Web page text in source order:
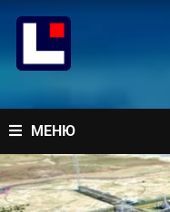
содержимому
МЕНЮ